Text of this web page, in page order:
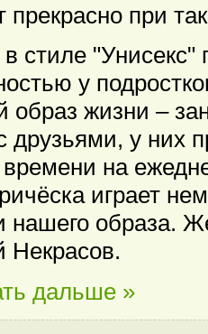
прекрасно при
стиле "Унисекс"
у
образ жизни –
друзьями, у них
на
играет
нашего образа.
Некрасов.
дальше »